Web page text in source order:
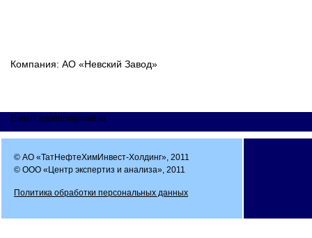
Компания: АО «Невский Завод»
E-mail: expertmi@mail.ru
© АО «ТатНефтеХимИнвест-Холдинг», 2011
© ООО «Центр экспертиз и анализа», 2011
Политика обработки персональных данных